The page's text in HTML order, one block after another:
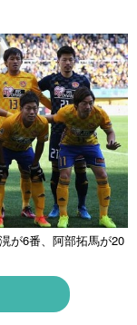
シ
ム
が6番、阿部拓馬が20